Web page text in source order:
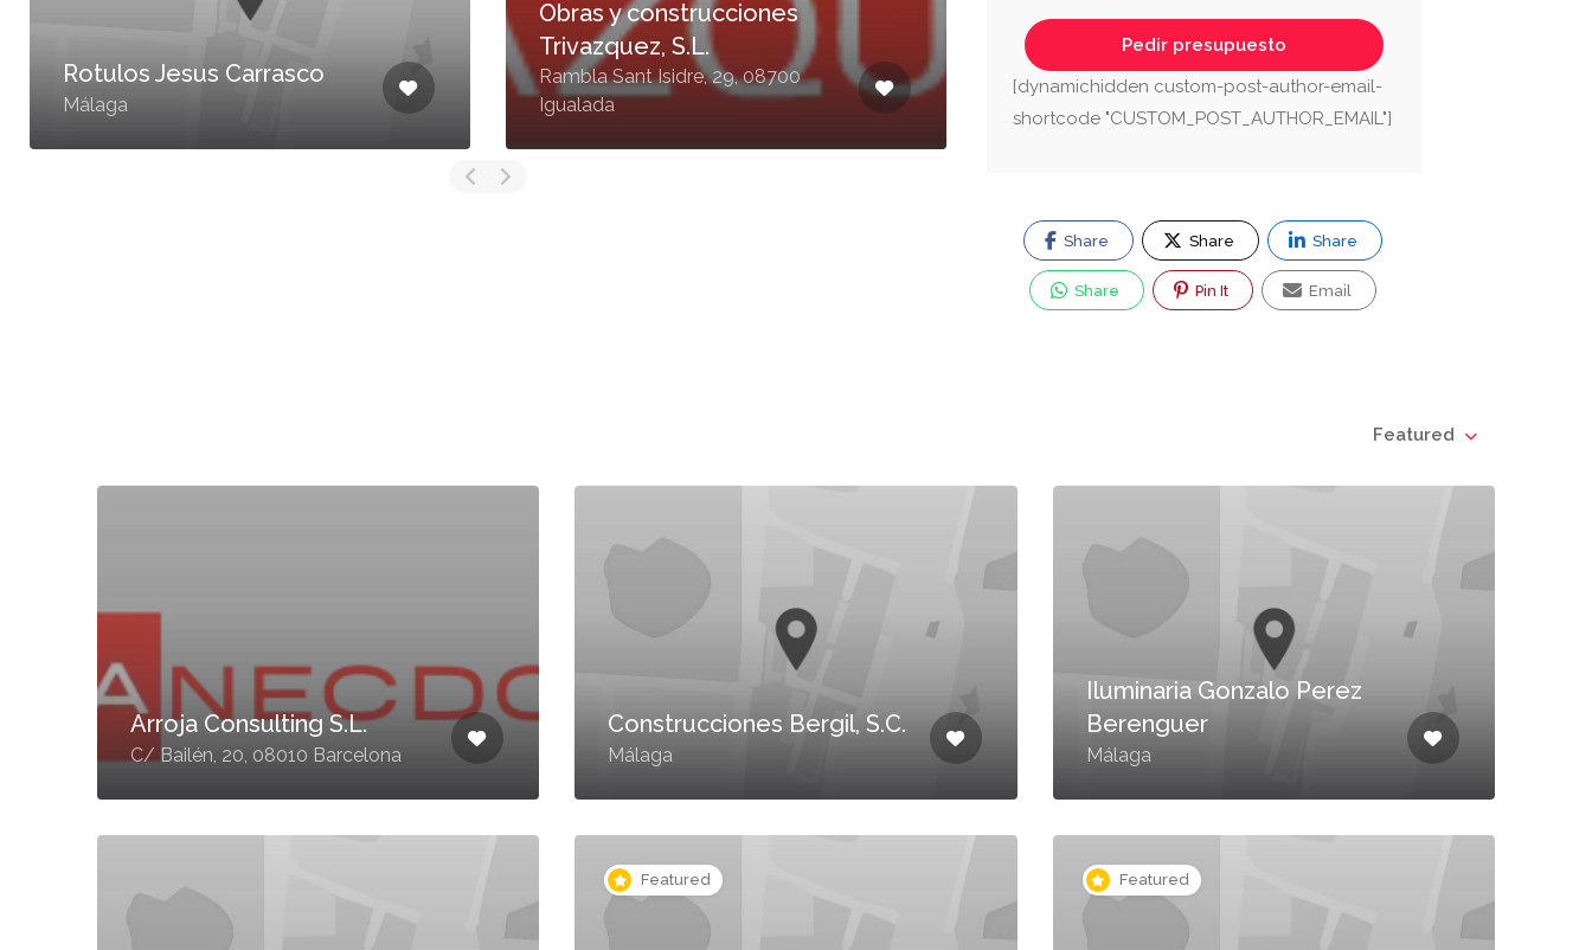
Rotulos Jesus Carrasco
Málaga
Obras y construcciones
Trivazquez, S.L.
Rambla Sant Isidre, 29, 08700
Igualada
MG
[dynamichidden custom-post-author-email-
shortcode "CUSTOM_POST_AUTHOR_EMAIL"]
Share Share Share
Share Pin It Email
Featured
Arroja Consulting S.L.
C/ Bailén, 20, 08010 Barcelona
Construcciones Bergil, S.C.
Málaga
Iluminaria Gonzalo Perez
Berenguer
Málaga
Featured Featured